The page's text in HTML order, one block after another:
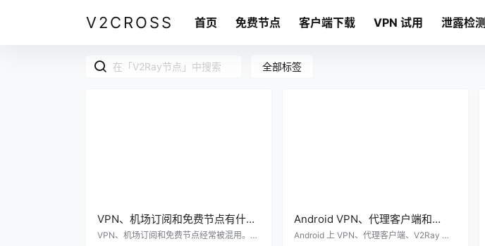
V2CROSS 首页 免费节点 客户端下载 VPN 试用 泄露检测
全部标签
VPN、机场订阅和免费节点有什么
区别？新手选择稳定线路前先看这
VPN、机场订阅和免费节点经常被混用。本
Android VPN、代理客户端和
V2Ray 节点有什么区别？新手怎么
Android 上 VPN、代理客户端、V2Ray 节